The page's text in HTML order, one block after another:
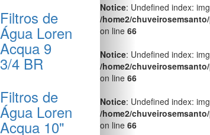
Filtros de
Água Loren
Acqua 9
3/4 BR
Filtros de
Água Loren
Acqua 10"
Notice: Undefined index:
/home2/
on line 66
Notice: Undefined index:
/home2/
on line 66
Notice: Undefined index:
/home2/
on line 66